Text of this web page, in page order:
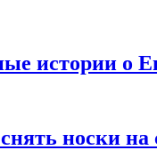
истории о
носки на